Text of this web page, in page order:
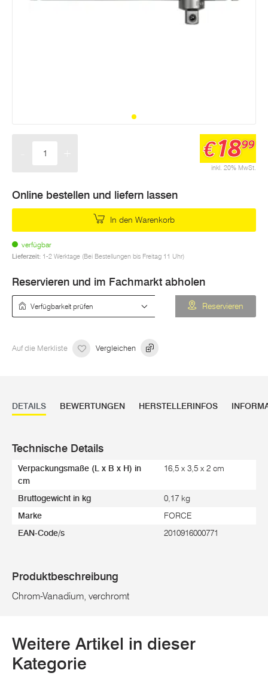
inkl. 20% MwSt.
€1899
Online bestellen und liefern lassen
In den Warenkorb
verfügbar
Lieferzeit: 1-2 Werktage (Bei Bestellungen bis Freitag 11 Uhr)
Reservieren und im Fachmarkt abholen
Reservieren
Auf die Merkliste Vergleichen
DETAILS BEWERTUNGEN HERSTELLERINFOS
Technische Details
Verpackungsmaße (L x B x H) in
cm
16,5 x 3,5 x 2 cm
Bruttogewicht in kg 0,17 kg
Marke FORCE
EAN-Code/s 2010916000771
Produktbeschreibung
Chrom-Vanadium, verchromt
Weitere Artikel in dieser
Kategorie